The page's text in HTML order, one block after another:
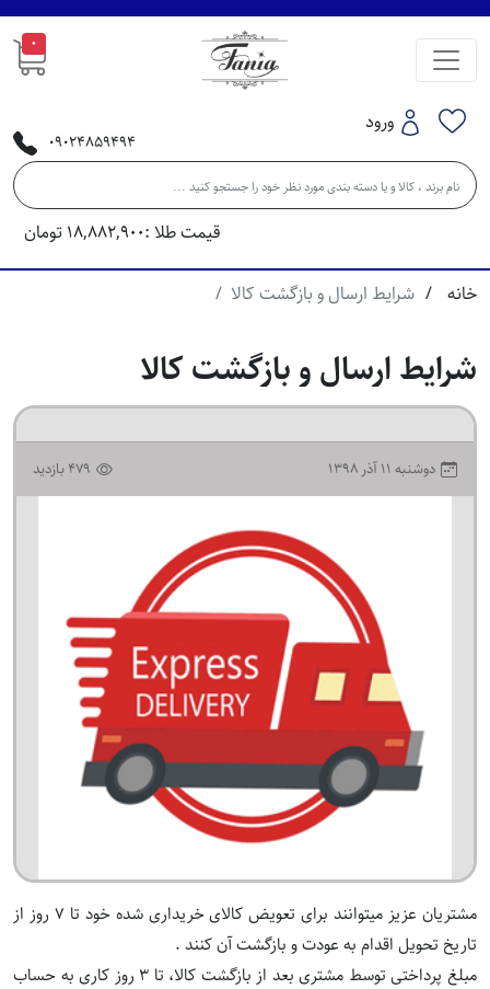
0
ورود
09024859494
قیمت طلا :18,882,900 تومان
خانه شرایط ارسال و بازگشت کالا
شرایط ارسال و بازگشت کالا
۱۳۹۸ دوشنبه ۱۱ آذر 479 بازدید
مشتریان عزیز میتوانند برای تعویض کالای خریداری شده خود تا 7 روز از
تاریخ تحویل اقدام به عودت و بازگشت آن کنند .
مبلغ پرداختی توسط مشتری بعد از بازگشت کالا، تا 3 روز کاری به حساب